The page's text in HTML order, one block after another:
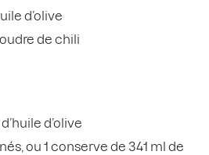
d’olive
de chili
d’olive
ou 1 conserve de 341 ml de